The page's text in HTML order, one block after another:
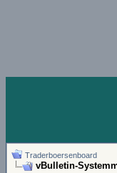
Traderboersenboard
vBulletin-